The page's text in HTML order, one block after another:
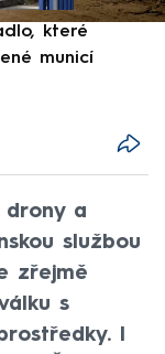
které
municí
drony a
službou
zřejmě
s
I